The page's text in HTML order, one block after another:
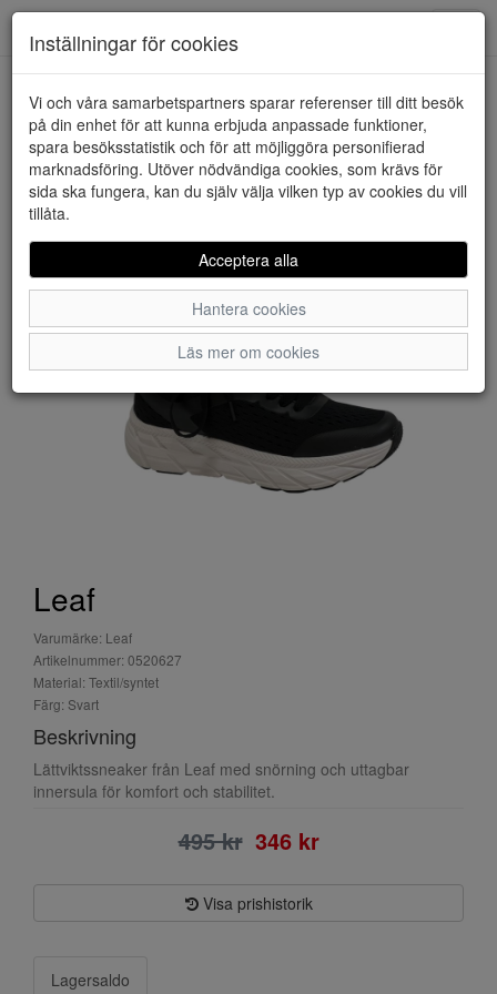
HEM LEAF
Leaf
Varumärke: Leaf
Artikelnummer: 0520627
Material: Textil/syntet
Färg: Svart
Beskrivning
Lättviktssneaker från Leaf med snörning och uttagbar
innersula för komfort och stabilitet.
495 kr 346 kr
Visa prishistorik
Lagersaldo
Inställningar för cookies
Vi och våra samarbetspartners sparar referenser till ditt besök
på din enhet för att kunna erbjuda anpassade funktioner,
spara besöksstatistik och för att möjliggöra personifierad
marknadsföring. Utöver nödvändiga cookies, som krävs för
sida ska fungera, kan du själv välja vilken typ av cookies du vill
tillåta.
Acceptera alla
Hantera cookies
Läs mer om cookies